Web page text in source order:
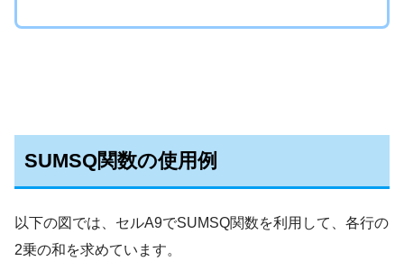
SUMSQ関数の使用例
以下の図では、セルA9でSUMSQ関数を利用して、各行の
2乗の和を求めています。